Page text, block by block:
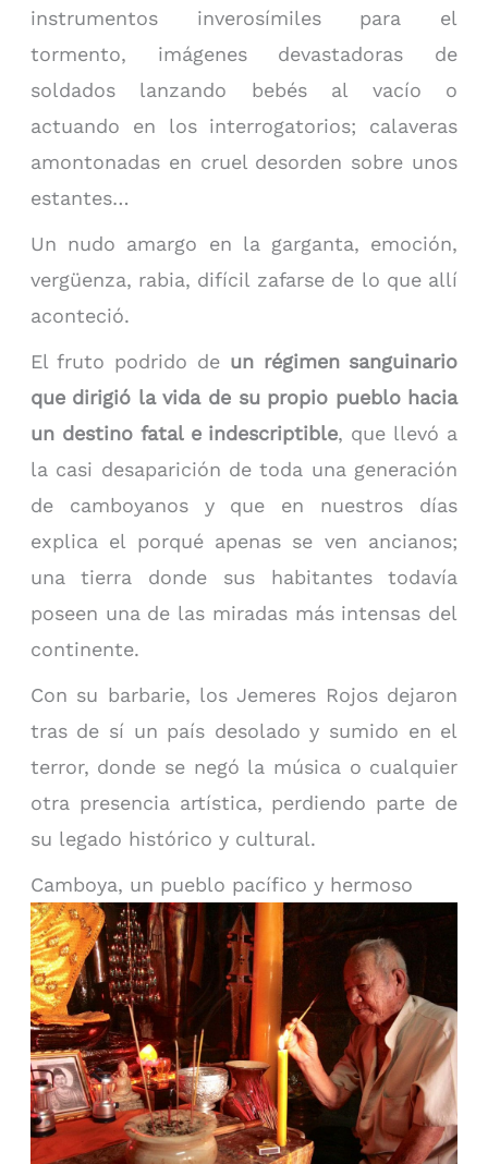
instrumentos inverosímiles para el
tormento, imágenes devastadoras de
soldados lanzando bebés al vacío o
actuando en los interrogatorios; calaveras
amontonadas en cruel desorden sobre unos
estantes…
Un nudo amargo en la garganta, emoción,
vergüenza, rabia, difícil zafarse de lo que allí
aconteció.
El fruto podrido de un régimen sanguinario
que dirigió la vida de su propio pueblo hacia
un destino fatal e indescriptible, que llevó a
la casi desaparición de toda una generación
de camboyanos y que en nuestros días
explica el porqué apenas se ven ancianos;
una tierra donde sus habitantes todavía
poseen una de las miradas más intensas del
continente.
Con su barbarie, los Jemeres Rojos dejaron
tras de sí un país desolado y sumido en el
terror, donde se negó la música o cualquier
otra presencia artística, perdiendo parte de
su legado histórico y cultural.
Camboya, un pueblo pacífico y hermoso